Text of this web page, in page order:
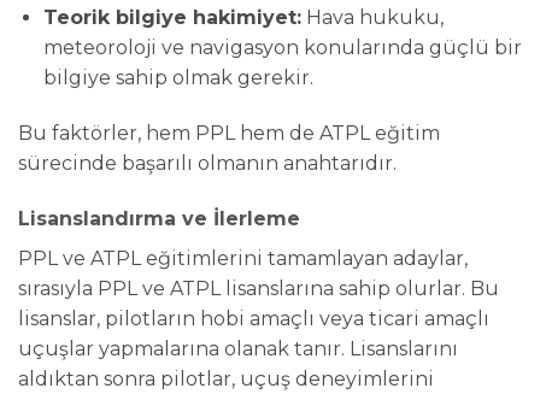
Teorik bilgiye hakimiyet:Hava hukuku,
meteoroloji ve navigasyon konularında güçlü bir
bilgiye sahip olmak gerekir.
Bu faktörler, hem PPL hem de ATPL eğitim
sürecinde başarılı olmanın anahtarıdır.
Lisanslandırma ve İlerleme
PPL ve ATPL eğitimlerini tamamlayan adaylar,
sırasıyla PPL ve ATPL lisanslarına sahip olurlar. Bu
lisanslar, pilotların hobi amaçlı veya ticari amaçlı
uçuşlar yapmalarına olanak tanır. Lisanslarını
aldıktan sonra pilotlar, uçuş deneyimlerini